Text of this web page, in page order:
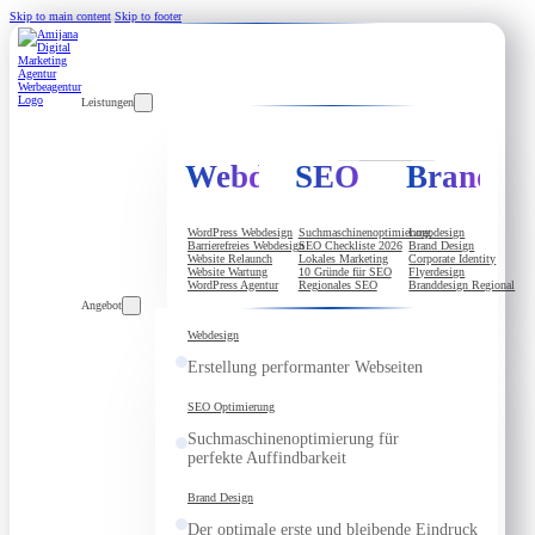
Skip to main content Skip to footer
Leistungen
Webdesign
WordPress Webdesign
Barrierefreies Webdesign
Website Relaunch
Website Wartung
WordPress Agentur
SEO
Suchmaschinenoptimierung
SEO Checkliste 2026
Lokales Marketing
10 Gründe für SEO
Regionales SEO
Logodesign
Brand Design
Corporate Identity
Flyerdesign
Branddesign Regional
Angebot
Webdesign
Erstellung performanter Webseiten
SEO Optimierung
Suchmaschinenoptimierung für
perfekte Auffindbarkeit
Brand Design
Der optimale erste und bleibende Eindruck